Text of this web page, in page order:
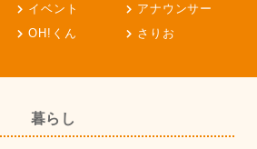
イベント
アナウンサー
OH!くん さりお
暮らし